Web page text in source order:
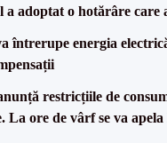
a adoptat o hotărâre
întrerupe energia
restricțiile de
La ore de vârf se va